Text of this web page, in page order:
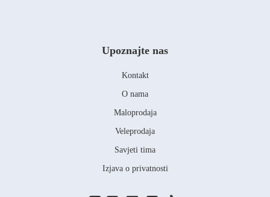
Upoznajte nas
Kontakt
O nama
Maloprodaja
Veleprodaja
Savjeti tima
Izjava o privatnosti